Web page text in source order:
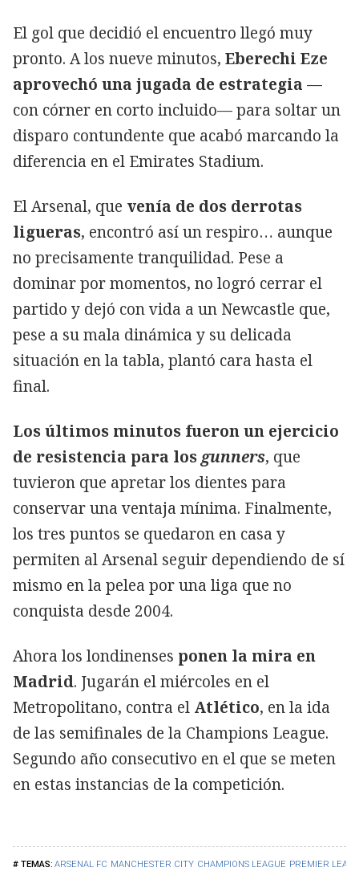
ARSENAL FC MANCHESTER CITY CHAMPIONS LEAGUE PREMIER
El gol que decidió el encuentro llegó muy
pronto. A los nueve minutos, Eberechi Eze
aprovechó una jugada de estrategia —
con córner en corto incluido— para soltar un
disparo contundente que acabó marcando la
diferencia en el Emirates Stadium.
El Arsenal, que venía de dos derrotas
ligueras, encontró así un respiro… aunque
no precisamente tranquilidad. Pese a
dominar por momentos, no logró cerrar el
partido y dejó con vida a un Newcastle que,
pese a su mala dinámica y su delicada
situación en la tabla, plantó cara hasta el
final.
Los últimos minutos fueron un ejercicio
de resistencia para los gunners, que
tuvieron que apretar los dientes para
conservar una ventaja mínima. Finalmente,
los tres puntos se quedaron en casa y
permiten al Arsenal seguir dependiendo de sí
mismo en la pelea por una liga que no
conquista desde 2004.
Ahora los londinenses ponen la mira en
Madrid. Jugarán el miércoles en el
Metropolitano, contra el Atlético, en la ida
de las semifinales de la Champions League.
Segundo año consecutivo en el que se meten
en estas instancias de la competición.